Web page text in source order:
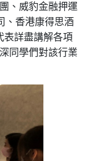
、威豹金融押運
、香港康得思酒
詳盡講解各項
同學們對該行業